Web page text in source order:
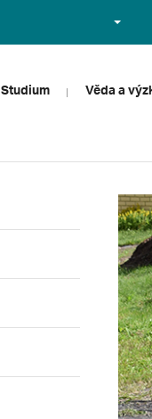
Studium Věda a